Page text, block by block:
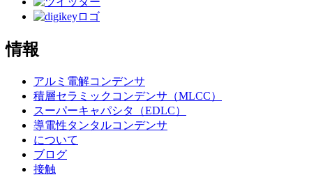
情報
アルミ電解コンデンサ
積層セラミックコンデンサ（MLCC）
スーパーキャパシタ（EDLC）
導電性タンタルコンデンサ
について
ブログ
接触